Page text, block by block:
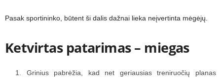
Pasak sportininko, būtent ši dalis dažnai lieka neįvertinta mėgėjų.
Ketvirtas patarimas – miegas
Grinius pabrėžia, kad net geriausias treniruočių planas